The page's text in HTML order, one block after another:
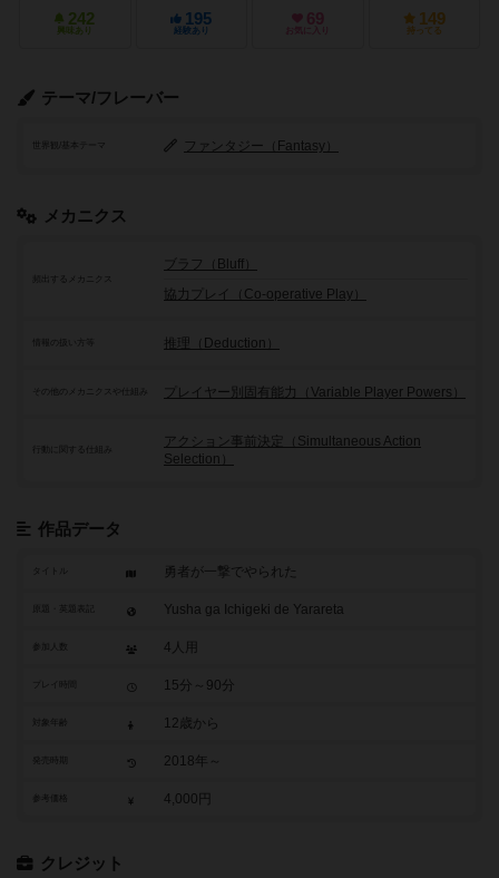
242
興味あり
195
経験あり
69
お気に入り
149
持ってる
テーマ/フレーバー
世界観/基本テーマ ファンタジー（Fantasy）
メカニクス
頻出するメカニクス
ブラフ（Bluff）
協力プレイ（Co-operative Play）
推理（Deduction）
その他のメカニクスや仕組み プレイヤー別固有能力（Variable Player Powers）
行動に関する仕組み
アクション事前決定（Simultaneous Action
Selection）
作品データ
タイトル 勇者が一撃でやられた
Yusha ga Ichigeki de Yarareta
参加人数 4人用
15分～90分
12歳から
2018年～
参考価格 4,000円
クレジット